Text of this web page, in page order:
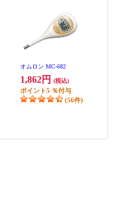
オムロン MC-682
1,862円 (税込)
ポイント5 ％付与
(56件)
H